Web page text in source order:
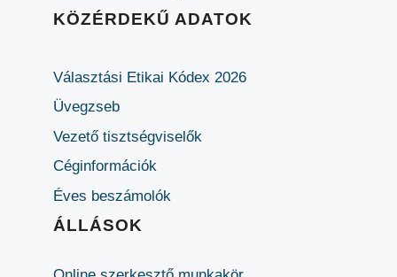
KÖZÉRDEKŰ ADATOK
Választási Etikai Kódex 2026
Üvegzseb
Vezető tisztségviselők
Céginformációk
Éves beszámolók
ÁLLÁSOK